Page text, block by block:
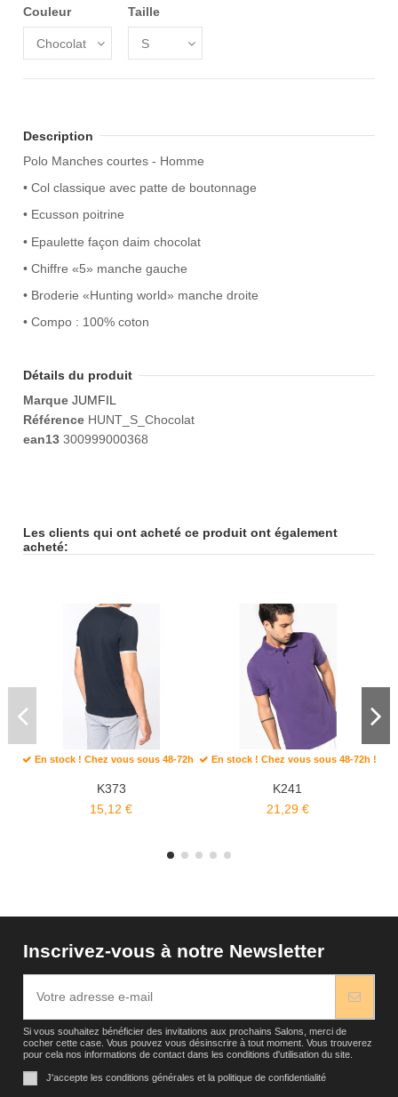
Couleur Taille
Description
Polo Manches courtes - Homme
• Col classique avec patte de boutonnage
• Ecusson poitrine
• Epaulette façon daim chocolat
• Chiffre «5» manche gauche
• Broderie «Hunting world» manche droite
• Compo : 100% coton
Détails du produit
Marque JUMFIL
Référence HUNT_S_Chocolat
ean13 300999000368
Les clients qui ont acheté ce produit ont également
acheté:
En stock ! Chez vous sous 48-72h !
K373
15,12 €
En stock ! Chez vous sous 48-72h !
K241
21,29 €
Inscrivez-vous à notre Newsletter
Si vous souhaitez bénéficier des invitations aux prochains Salons, merci de
cocher cette case. Vous pouvez vous désinscrire à tout moment. Vous trouverez
pour cela nos informations de contact dans les conditions d'utilisation du site.
J'accepte les conditions générales et la politique de confidentialité